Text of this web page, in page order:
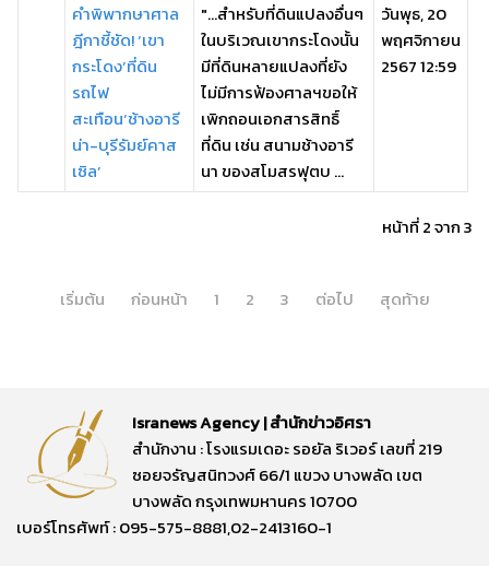
คำพิพากษาศาล
ฎีกาชี้ชัด! ‘เขา
กระโดง’ที่ดิน
รถไฟ
สะเทือน‘ช้างอารี
น่า-บุรีรัมย์คาส
เซิล’
"...สำหรับที่ดินแปลงอื่นๆ
ในบริเวณเขากระโดงนั้น
มีที่ดินหลายแปลงที่ยัง
ไม่มีการฟ้องศาลฯขอให้
เพิกถอนเอกสารสิทธิ์
ที่ดิน เช่น สนามช้างอารี
นา ของสโมสรฟุตบ ...
วันพุธ, 20
พฤศจิกายน
2567 12:59
หน้าที่ 2 จาก 3
เริ่มต้น ก่อนหน้า 1 2 3 ต่อไป สุดท้าย
Isranews Agency | สำนักข่าวอิศรา
สำนักงาน : โรงแรมเดอะ รอยัล ริเวอร์ เลขที่ 219
ซอยจรัญสนิทวงศ์ 66/1 แขวง บางพลัด เขต
บางพลัด กรุงเทพมหานคร 10700
เบอร์โทรศัพท์ : 095-575-8881,02-2413160-1